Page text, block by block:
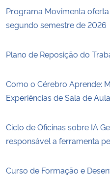
Programa Movimenta
segundo semestre de 2026
Plano de Reposição do
Como o Cérebro Aprende:
Experiências de Sala de Aula
Ciclo de Oficinas sobre IA
responsável a ferramenta
Curso de Formação e